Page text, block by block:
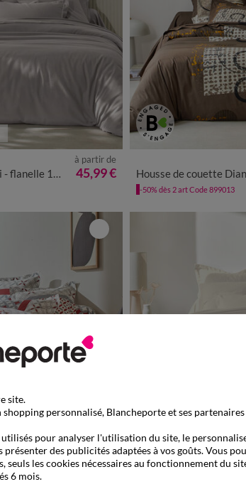
160 g/m²
à partir de
45,99 € Housse de couette Diane imprimé
-50% dès 2 art Code 899013
- coton 57 fils/cm²
à partir de
36,99 € Housse de couette uni -
site.
personnalisé, Blancheporte et ses
pour analyser l'utilisation du site, le
présenter des publicités adaptées à vos goûts. Vous
seuls les cookies nécessaires au fonctionnement du
6 mois.